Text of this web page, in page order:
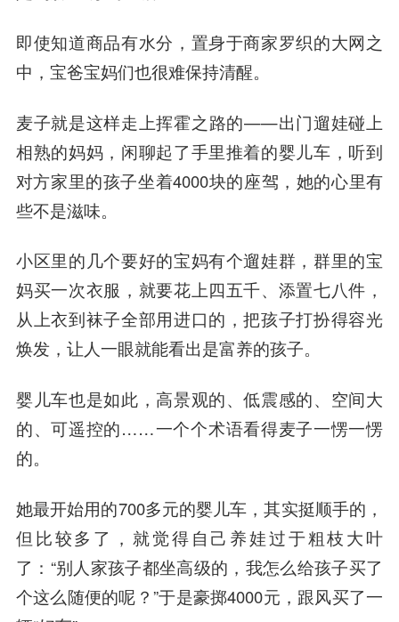
即使知道商品有水分，置身于商家罗织的大网之
中，宝爸宝妈们也很难保持清醒。
麦子就是这样走上挥霍之路的——出门遛娃碰上
相熟的妈妈，闲聊起了手里推着的婴儿车，听到
对方家里的孩子坐着4000块的座驾，她的心里有
些不是滋味。
小区里的几个要好的宝妈有个遛娃群，群里的宝
妈买一次衣服，就要花上四五千、添置七八件，
从上衣到袜子全部用进口的，把孩子打扮得容光
焕发，让人一眼就能看出是富养的孩子。
婴儿车也是如此，高景观的、低震感的、空间大
的、可遥控的……一个个术语看得麦子一愣一愣
的。
她最开始用的700多元的婴儿车，其实挺顺手的，
但比较多了，就觉得自己养娃过于粗枝大叶
了：“别人家孩子都坐高级的，我怎么给孩子买了
个这么随便的呢？”于是豪掷4000元，跟风买了一